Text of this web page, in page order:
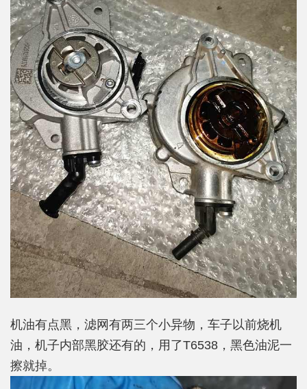
机油有点黑，滤网有两三个小异物，车子以前烧机
油，机子内部黑胶还有的，用了T6538，黑色油泥一
擦就掉。